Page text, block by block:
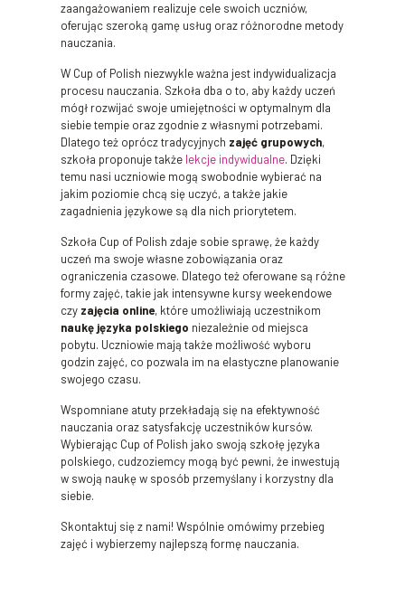
zaangażowaniem realizuje cele swoich uczniów,
oferując szeroką gamę usług oraz różnorodne metody
nauczania.
W Cup of Polish niezwykle ważna jest indywidualizacja
procesu nauczania. Szkoła dba o to, aby każdy uczeń
mógł rozwijać swoje umiejętności w optymalnym dla
siebie tempie oraz zgodnie z własnymi potrzebami.
Dlatego też oprócz tradycyjnych zajęć grupowych,
szkoła proponuje także lekcje indywidualne. Dzięki
temu nasi uczniowie mogą swobodnie wybierać na
jakim poziomie chcą się uczyć, a także jakie
zagadnienia językowe są dla nich priorytetem.
Szkoła Cup of Polish zdaje sobie sprawę, że każdy
uczeń ma swoje własne zobowiązania oraz
ograniczenia czasowe. Dlatego też oferowane są różne
formy zajęć, takie jak intensywne kursy weekendowe
czy zajęcia online, które umożliwiają uczestnikom
naukę języka polskiego niezależnie od miejsca
pobytu. Uczniowie mają także możliwość wyboru
godzin zajęć, co pozwala im na elastyczne planowanie
swojego czasu.
Wspomniane atuty przekładają się na efektywność
nauczania oraz satysfakcję uczestników kursów.
Wybierając Cup of Polish jako swoją szkołę języka
polskiego, cudzoziemcy mogą być pewni, że inwestują
w swoją naukę w sposób przemyślany i korzystny dla
siebie.
Skontaktuj się z nami! Wspólnie omówimy przebieg
zajęć i wybierzemy najlepszą formę nauczania.